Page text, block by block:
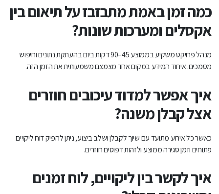
כמה זמן באמת מתבזבז על תיאום בין
אקסלים ומערכות שונות?
מנהל פרויקט משקיע בממוצע 45–90 דקות ביום בהעתקת נתונים וחיפוש
מסמכים. איחוד המידע במקום אחד מצמצם משמעותית את הזמן הזה.
איך אפשר למדוד עיכובים חוזרים
אצל קבלן משנה?
כאשר כל אירוע מתועד עם שיוך לקבלן ושלב ביצוע, ניתן להפיק דוח ליקויים
פתוחים וזמן סגירה ממוצע ולזהות דפוסים חוזרים.
איך לקשר בין ליקויים, לוח זמנים